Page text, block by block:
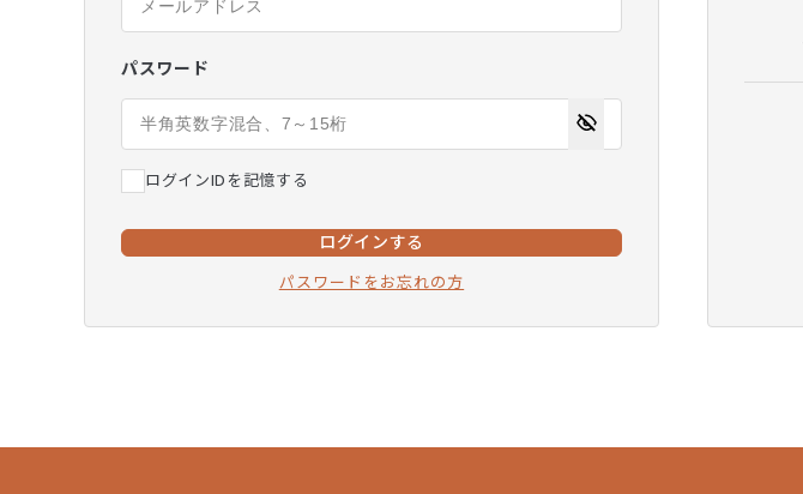
パスワード
ログインIDを記憶する
ログインする
パスワードをお忘れの方